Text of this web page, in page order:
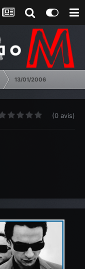
13/01/2006
(0 avis)